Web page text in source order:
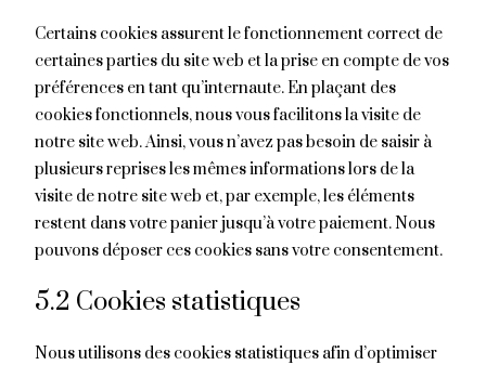
Certains cookies assurent le fonctionnement correct de
certaines parties du site web et la prise en compte de vos
préférences en tant qu’internaute. En plaçant des
cookies fonctionnels, nous vous facilitons la visite de
notre site web. Ainsi, vous n’avez pas besoin de saisir à
plusieurs reprises les mêmes informations lors de la
visite de notre site web et, par exemple, les éléments
restent dans votre panier jusqu’à votre paiement. Nous
pouvons déposer ces cookies sans votre consentement.
5.2 Cookies statistiques
Nous utilisons des cookies statistiques afin d’optimiser